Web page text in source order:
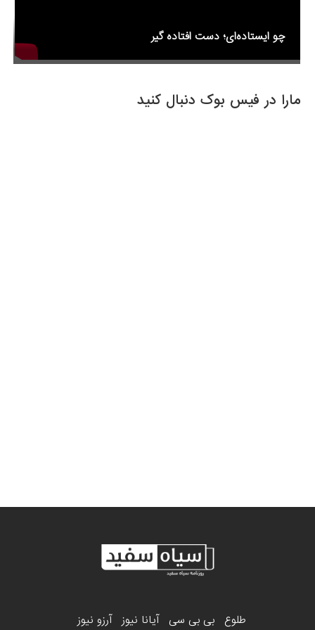
چو ایستاده‌ای؛ دست افتاده گیر
مارا در فیس بوک دنبال کنید
طلوع بی بی سی آیانا نیوز آرزو نیوز